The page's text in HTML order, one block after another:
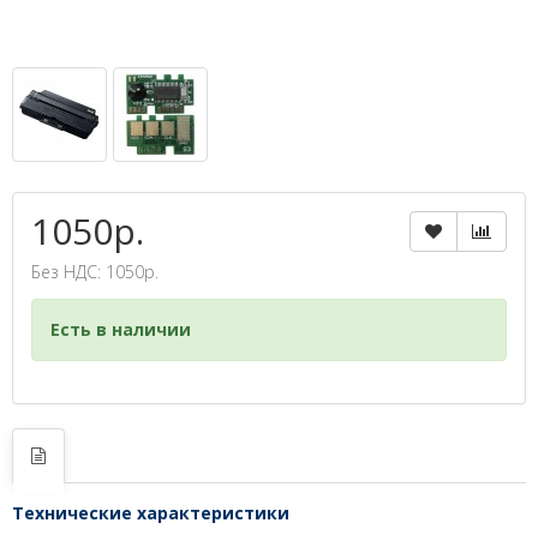
1050р.
Без НДС: 1050р.
Есть в наличии
Технические характеристики